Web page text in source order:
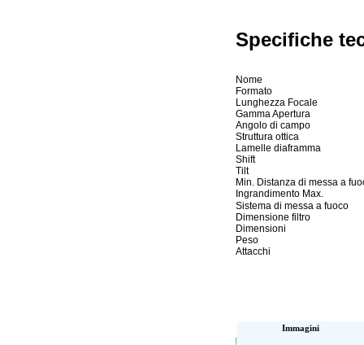
Specifiche
Nome
Formato
Lunghezza Focale
Gamma Apertura
Angolo di campo
Struttura ottica
Lamelle diaframma
Shift
Tilt
Min. Distanza di messa a
Ingrandimento Max.
Sistema di messa a fuoco
Dimensione filtro
Dimensioni
Peso
Attacchi
Immagini